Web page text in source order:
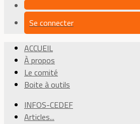
Se connecter
ACCUEIL
À propos
Le comité
Boite à outils
INFOS-CEDEF
Articles...